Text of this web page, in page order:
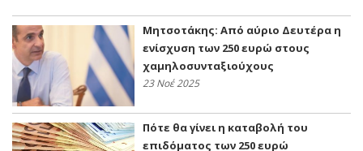
Μητσοτάκης: Από αύριο Δευτέρα η
ενίσχυση των 250 ευρώ στους
χαμηλοσυνταξιούχους
23 Νοέ 2025
Πότε θα γίνει η καταβολή του
επιδόματος των 250 ευρώ